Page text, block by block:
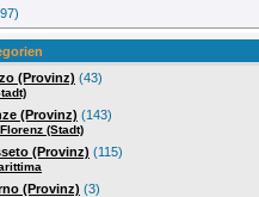
(Provinz) (43)
(Provinz) (143)
(Stadt)
(Provinz) (115)
(Provinz) (3)